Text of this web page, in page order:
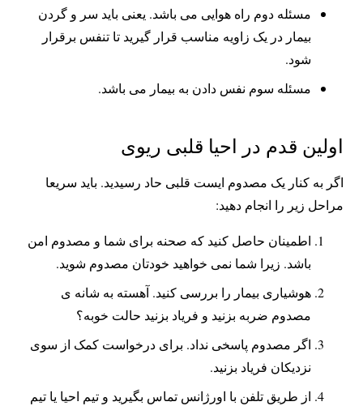
مسئله دوم راه هوایی می باشد. یعنی باید سر و گردن
بیمار در یک زاویه مناسب قرار گیرید تا تنفس برقرار
شود.
مسئله سوم نفس دادن به بیمار می باشد.
اولین قدم در احیا قلبی ریوی
اگر به کنار یک مصدوم ایست قلبی حاد رسیدید. باید سریعا
مراحل زیر را انجام دهید:
اطمینان حاصل کنید که صحنه برای شما و مصدوم امن
باشد. زیرا شما نمی خواهید خودتان مصدوم شوید.
هوشیاری بیمار را بررسی کنید. آهسته به شانه ی
مصدوم ضربه بزنید و فریاد بزنید حالت خوبه؟
اگر مصدوم پاسخی نداد. برای درخواست کمک از سوی
نزدیکان فریاد بزنید.
از طریق تلفن با اورژانس تماس بگیرید و تیم احیا یا تیم